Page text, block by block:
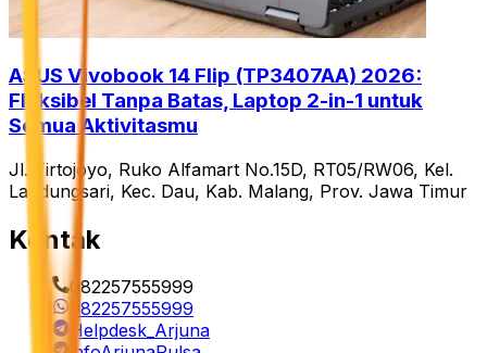
ASUS Vivobook 14 Flip (TP3407AA) 2026:
Fleksibel Tanpa Batas, Laptop 2-in-1 untuk
Semua Aktivitasmu
Jl. Tirtojoyo, Ruko Alfamart No.15D, RT05/RW06, Kel.
Landungsari, Kec. Dau, Kab. Malang, Prov. Jawa Timur
Kontak
082257555999
082257555999
Helpdesk_Arjuna